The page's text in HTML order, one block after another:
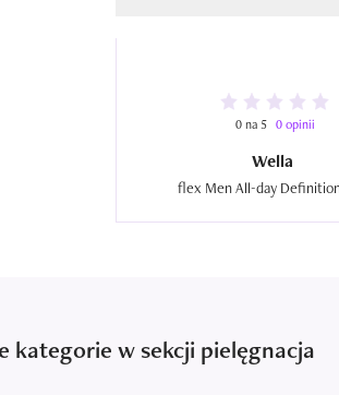
0 na 5 0 opinii
Wella
kategorie w sekcji pielęgnacja